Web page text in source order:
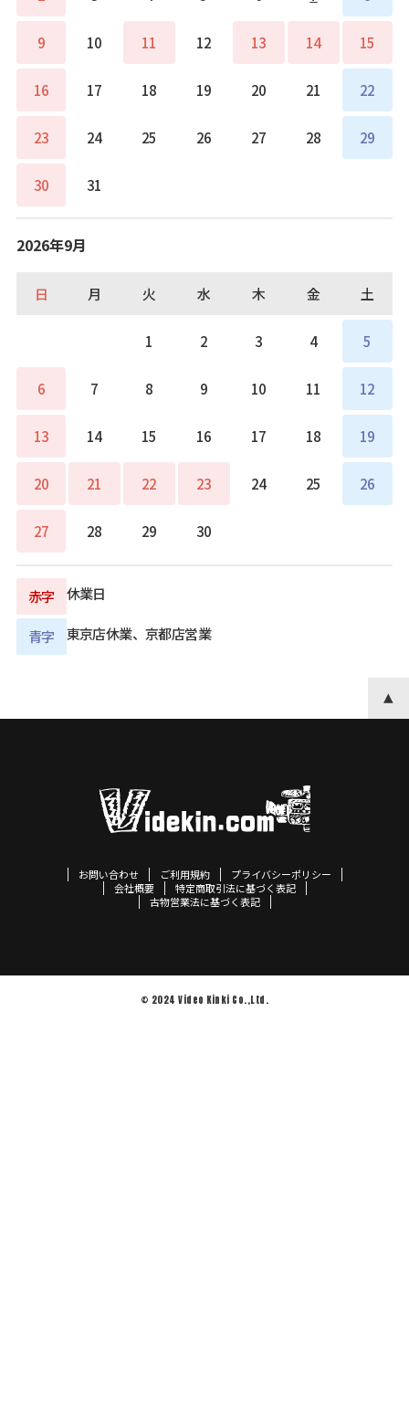
9 10 11 12 13 14 15
16 17 18 19 20 21 22
23 24 25 26 27 28 29
30 31
2026年9月
日 月 火 水 木 金 土
1 2 3 4 5
6 7 8 9 10 11 12
13 14 15 16 17 18 19
20 21 22 23 24 25 26
27 28 29 30
赤字 休業日
青字 東京店休業、京都店営業
お問い合わせ ご利用規約
プライバシーポリシー
会社概要
特定商取引法に基づく表記
古物営業法に基づく表記
© 2024 Video Kinki Co.,Ltd.